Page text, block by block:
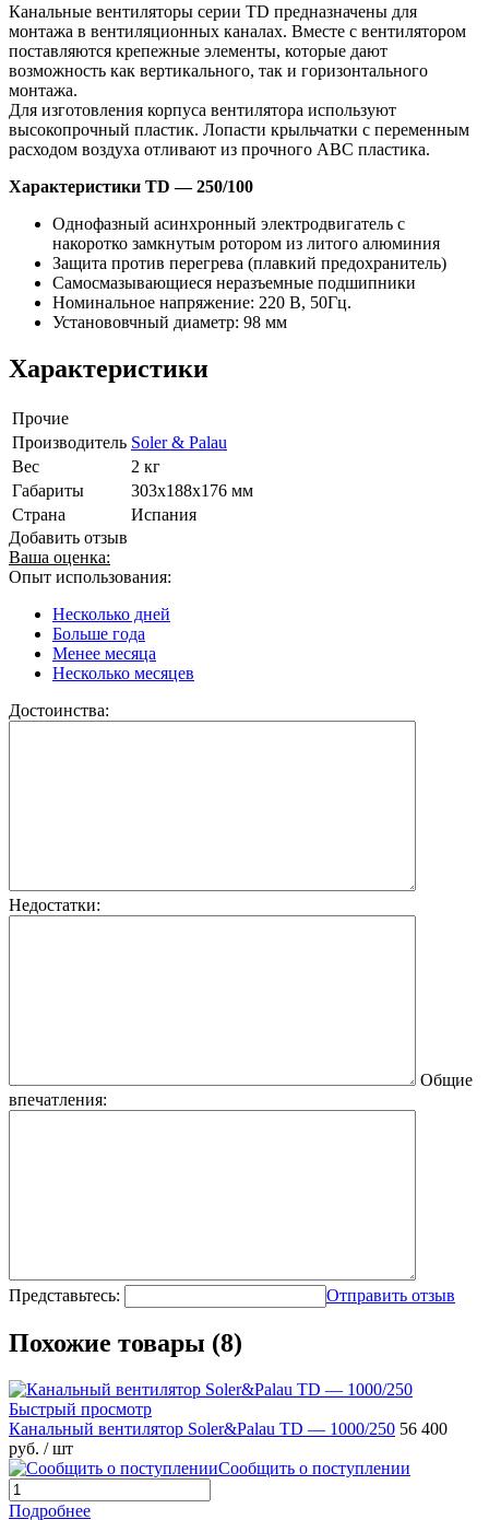
Канальные вентиляторы серии TD предназначены для
монтажа в вентиляционных каналах. Вместе с вентилятором
поставляются крепежные элементы, которые дают
возможность как вертикального, так и горизонтального
монтажа.
Для изготовления корпуса вентилятора используют
высокопрочный пластик. Лопасти крыльчатки с переменным
расходом воздуха отливают из прочного ABC пластика.
Характеристики TD — 250/100
Однофазный асинхронный электродвигатель с
накоротко замкнутым ротором из литого алюминия
Защита против перегрева (плавкий предохранитель)
Самосмазывающиеся неразъемные подшипники
Номинальное напряжение: 220 В, 50Гц.
Установовчный диаметр: 98 мм
Характеристики
Прочие
Производитель Soler & Palau
Вес
2 кг
Габариты
303х188х176 мм
Страна
Испания
Добавить отзыв
Ваша оценка:
Опыт использования:
Несколько дней
Больше года
Менее месяца
Несколько месяцев
Достоинства:
Недостатки:
Общие
впечатления:
Представьтесь: Отправить отзыв
Похожие товары (8)
Быстрый просмотр
Канальный вентилятор Soler&Palau TD — 1000/250 56 400
руб. / шт
Сообщить о поступлении
Подробнее